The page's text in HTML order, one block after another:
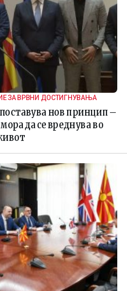
ЗА ВРВНИ ДОСТИГНУВАЊА
нов принцип –
да се вреднува во